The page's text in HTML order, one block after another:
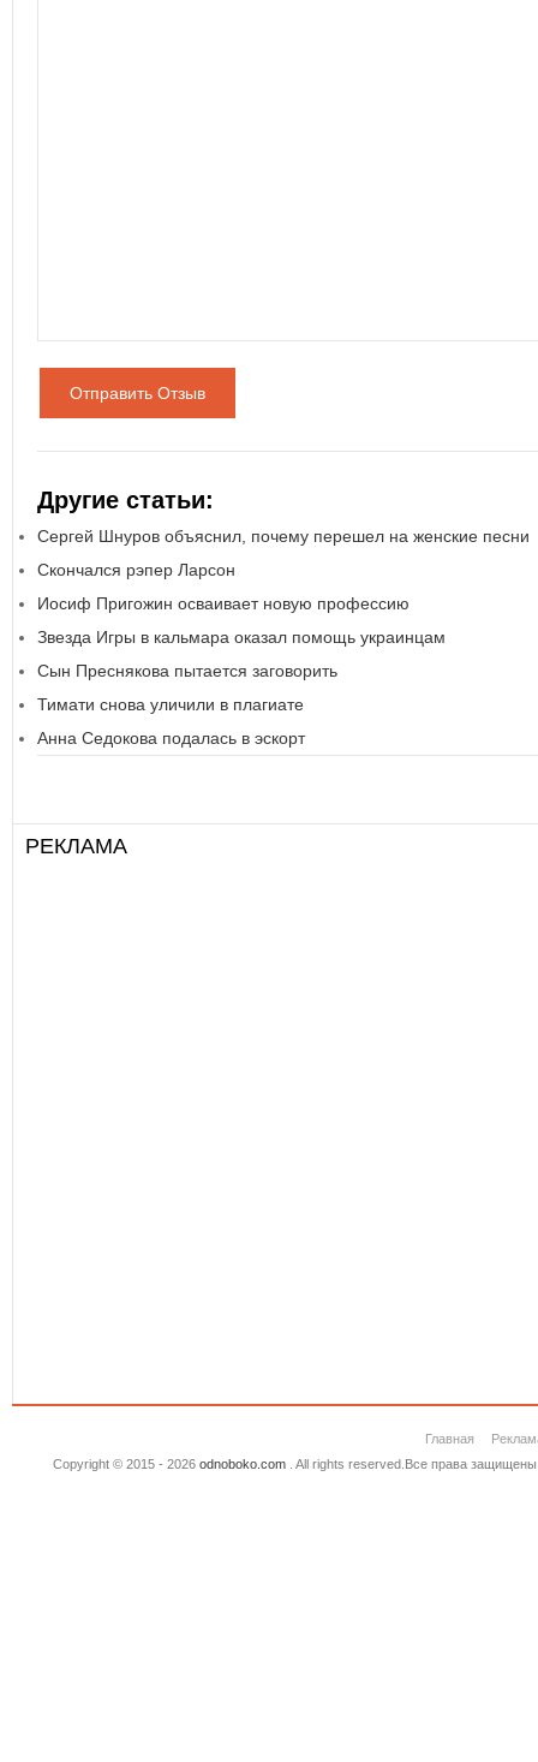
Отправить Отзыв
Другие статьи:
Сергей Шнуров объяснил, почему перешел на женские песни
Скончался рэпер Ларсон
Иосиф Пригожин осваивает новую профессию
Звезда Игры в кальмара оказал помощь украинцам
Сын Преснякова пытается заговорить
Тимати снова уличили в плагиате
Анна Седокова подалась в эскорт
РЕКЛАМА
Главная
Copyright © 2015 - 2026 odnoboko.com. All rights reserved.Все права защищены.